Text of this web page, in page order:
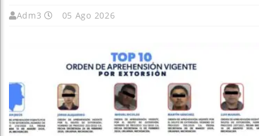
Adm3 05 Ago 2026